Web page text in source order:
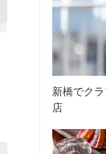
新橋でク
店